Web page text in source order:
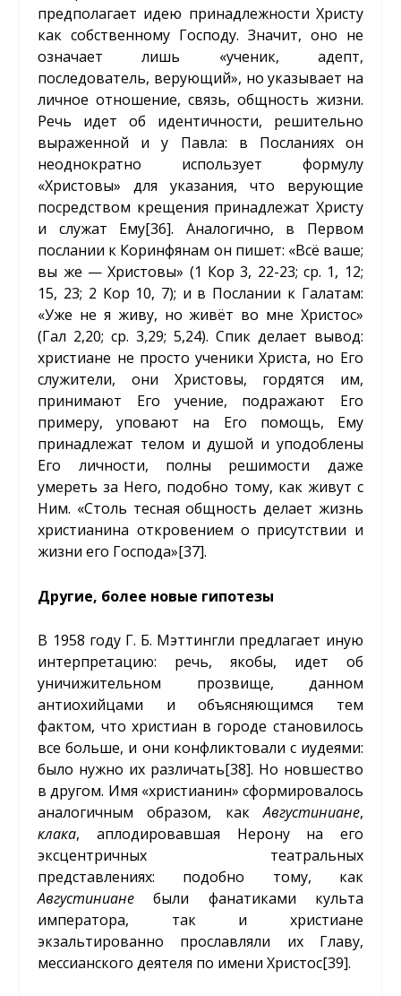
предполагает идею принадлежности Христу
как собственному Господу. Значит, оно не
означает лишь «ученик, адепт,
последователь, верующий», но указывает на
личное отношение, связь, общность жизни.
Речь идет об идентичности, решительно
выраженной и у Павла: в Посланиях он
неоднократно использует формулу
«Христовы» для указания, что верующие
посредством крещения принадлежат Христу
и служат Ему[36]. Аналогично, в Первом
послании к Коринфянам он пишет: «Всё ваше;
вы же — Христовы» (1 Кор 3, 22-23; ср. 1, 12;
15, 23; 2 Кор 10, 7); и в Послании к Галатам:
«Уже не я живу, но живёт во мне Христос»
(Гал 2,20; ср. 3,29; 5,24). Спик делает вывод:
христиане не просто ученики Христа, но Его
служители, они Христовы, гордятся им,
принимают Его учение, подражают Его
примеру, уповают на Его помощь, Ему
принадлежат телом и душой и уподоблены
Его личности, полны решимости даже
умереть за Него, подобно тому, как живут с
Ним. «Столь тесная общность делает жизнь
христианина откровением о присутствии и
жизни его Господа»[37].
Другие, более новые гипотезы
В 1958 году Г. Б. Мэттингли предлагает иную
интерпретацию: речь, якобы, идет об
уничижительном прозвище, данном
антиохийцами и объясняющимся тем
фактом, что христиан в городе становилось
все больше, и они конфликтовали с иудеями:
было нужно их различать[38]. Но новшество
в другом. Имя «христианин» сформировалось
аналогичным образом, какАвгустиниане,
клака, аплодировавшая Нерону на его
эксцентричных театральных
представлениях: подобно тому, как
Августиниане были фанатиками культа
императора, так и христиане
экзальтированно прославляли их Главу,
мессианского деятеля по имени Христос[39].